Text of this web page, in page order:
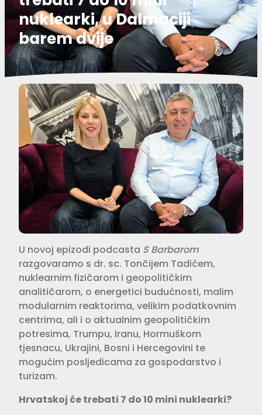
nuklearki, u Dalmaciji
barem dvije
U novoj epizodi podcasta S Barbarom
razgovaramo s dr. sc. Tončijem Tadićem,
nuklearnim fizičarom i geopolitičkim
analitičarom, o energetici budućnosti, malim
modularnim reaktorima, velikim podatkovnim
centrima, ali i o aktualnim geopolitičkim
potresima, Trumpu, Iranu, Hormuškom
tjesnacu, Ukrajini, Bosni i Hercegovini te
mogućim posljedicama za gospodarstvo i
turizam.
Hrvatskoj će trebati 7 do 10 mini nuklearki?